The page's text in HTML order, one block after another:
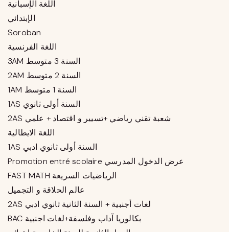
اللغة الإسبانية
الإبتدائي
Soroban
اللغة الفرنسية
3AM السنة 3 متوسط
2AM السنة 2 متوسط
1AM السنة 1 متوسط
1AS السنة أولى ثانوي
2AS شعبة تقني رياضي +تسيير و اقتصاد + علمي
اللغة الايطالية
1AS السنة أولى ثانوي ادبي
Promotion entré scolaire عرض الدخول المدرسي
FAST MATH الرياضيات السريعة
عالم الحلاقة و التجميل
2AS لغات أجنبية + السنة الثانية ثانوي ادبي
BAC بكالوريا آداب وفلسفة+لغات اجنبية